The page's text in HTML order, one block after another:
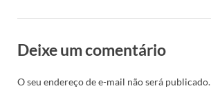
Deixe um comentário
O seu endereço de e-mail não será publicado.